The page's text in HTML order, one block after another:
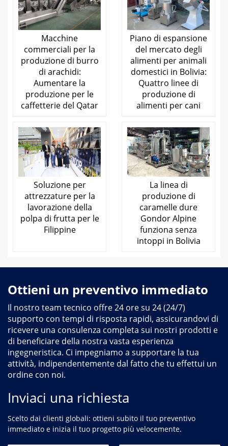
Macchine
commerciali per la
produzione di burro
di arachidi:
Aumentare la
produzione per le
caffetterie del Qatar
Piano di espansione
del mercato degli
alimenti per animali
domestici in Bolivia:
Quattro linee di
produzione di
alimenti per cani
Soluzione per
attrezzature per la
lavorazione della
polpa di frutta per le
Filippine
La linea di
produzione di
caramelle dure
Gondor Alpine
funziona senza
intoppi in Bolivia
Ottieni un preventivo immediato
Il nostro team tecnico offre 24 ore su 24 (24/7)
supporto con tempi di risposta rapidi, assicurandovi di
ricevere una consulenza completa sui nostri prodotti e
di beneficiare della nostra vasta esperienza
ingegneristica. Ci impegniamo a supportare la tua
attività, indipendentemente dal fatto che tu effettui un
ordine con noi.
Inviaci una richiesta
Scelto dai clienti globali: ottieni subito il tuo preventivo
immediato e inizia il tuo progetto più velocemente.